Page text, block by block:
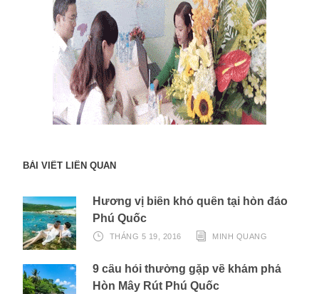
BÀI VIẾT LIÊN QUAN
Hương vị biển khó quên tại hòn đảo
Phú Quốc
THÁNG 5 19, 2016 MINH QUANG
9 câu hỏi thường gặp về khám phá
Hòn Mây Rút Phú Quốc